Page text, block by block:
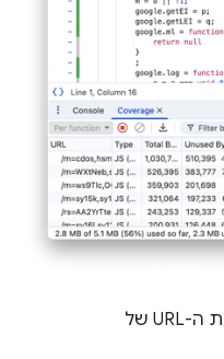
מופיעה כתובת ה-URL של